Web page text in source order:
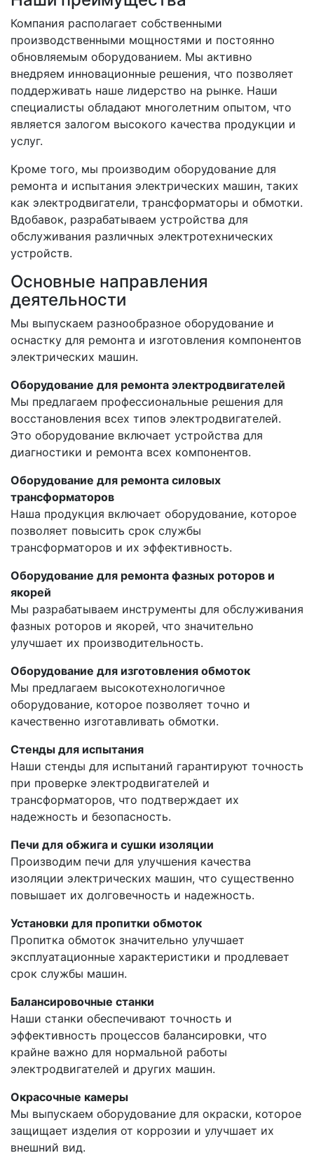
Компания располагает собственными
производственными мощностями и постоянно
обновляемым оборудованием. Мы активно
внедряем инновационные решения, что позволяет
поддерживать наше лидерство на рынке. Наши
специалисты обладают многолетним опытом, что
является залогом высокого качества продукции и
услуг.
Кроме того, мы производим оборудование для
ремонта и испытания электрических машин, таких
как электродвигатели, трансформаторы и обмотки.
Вдобавок, разрабатываем устройства для
обслуживания различных электротехнических
устройств.
Основные направления
деятельности
Мы выпускаем разнообразное оборудование и
оснастку для ремонта и изготовления компонентов
электрических машин.
Оборудование для ремонта электродвигателей
Мы предлагаем профессиональные решения для
восстановления всех типов электродвигателей.
Это оборудование включает устройства для
диагностики и ремонта всех компонентов.
Оборудование для ремонта силовых
трансформаторов
Наша продукция включает оборудование, которое
позволяет повысить срок службы
трансформаторов и их эффективность.
Оборудование для ремонта фазных роторов и
якорей
Мы разрабатываем инструменты для обслуживания
фазных роторов и якорей, что значительно
улучшает их производительность.
Оборудование для изготовления обмоток
Мы предлагаем высокотехнологичное
оборудование, которое позволяет точно и
качественно изготавливать обмотки.
Стенды для испытания
Наши стенды для испытаний гарантируют точность
при проверке электродвигателей и
трансформаторов, что подтверждает их
надежность и безопасность.
Печи для обжига и сушки изоляции
Производим печи для улучшения качества
изоляции электрических машин, что существенно
повышает их долговечность и надежность.
Установки для пропитки обмоток
Пропитка обмоток значительно улучшает
эксплуатационные характеристики и продлевает
срок службы машин.
Балансировочные станки
Наши станки обеспечивают точность и
эффективность процессов балансировки, что
крайне важно для нормальной работы
электродвигателей и других машин.
Окрасочные камеры
Мы выпускаем оборудование для окраски, которое
защищает изделия от коррозии и улучшает их
внешний вид.